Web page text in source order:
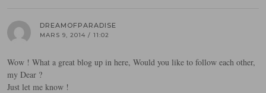
DREAMOFPARADISE
MARS 9, 2014 / 11:02
Wow ! What a great blog up in here, Would you like to follow each other,
my Dear ?
Just let me know !